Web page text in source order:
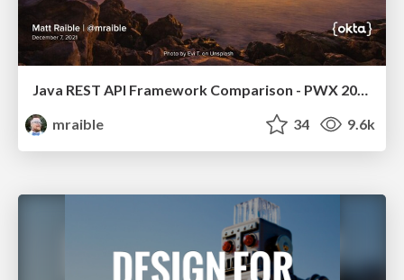
Java REST API Framework Comparison - PWX 2021
mraible
34 9.6k